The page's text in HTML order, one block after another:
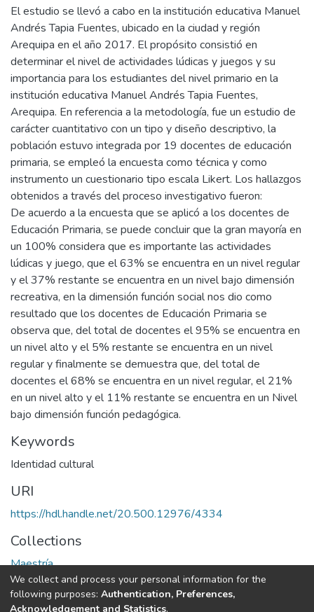
El estudio se llevó a cabo en la institución educativa Manuel
Andrés Tapia Fuentes, ubicado en la ciudad y región
Arequipa en el año 2017. El propósito consistió en
determinar el nivel de actividades lúdicas y juegos y su
importancia para los estudiantes del nivel primario en la
institución educativa Manuel Andrés Tapia Fuentes,
Arequipa. En referencia a la metodología, fue un estudio de
carácter cuantitativo con un tipo y diseño descriptivo, la
población estuvo integrada por 19 docentes de educación
primaria, se empleó la encuesta como técnica y como
instrumento un cuestionario tipo escala Likert. Los hallazgos
obtenidos a través del proceso investigativo fueron:
De acuerdo a la encuesta que se aplicó a los docentes de
Educación Primaria, se puede concluir que la gran mayoría en
un 100% considera que es importante las actividades
lúdicas y juego, que el 63% se encuentra en un nivel regular
y el 37% restante se encuentra en un nivel bajo dimensión
recreativa, en la dimensión función social nos dio como
resultado que los docentes de Educación Primaria se
observa que, del total de docentes el 95% se encuentra en
un nivel alto y el 5% restante se encuentra en un nivel
regular y finalmente se demuestra que, del total de
docentes el 68% se encuentra en un nivel regular, el 21%
en un nivel alto y el 11% restante se encuentra en un Nivel
bajo dimensión función pedagógica.
Keywords
Identidad cultural
URI
https://hdl.handle.net/20.500.12976/4334
Collections
Maestría
Full item page
We collect and process your personal information for the
following purposes: Authentication, Preferences,
Acknowledgement and Statistics.